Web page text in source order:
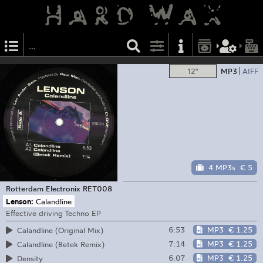
12" MP3 AIFF
4 MP3s € 5
Rotterdam Electronix RET008
Lenson: Calandline
Effective driving Techno EP
Calandline (Original Mix)
6:53 MP3 € 1.25
Calandline (Betek Remix)
7:14 MP3 € 1.25
Density
6:07 MP3 € 1.25